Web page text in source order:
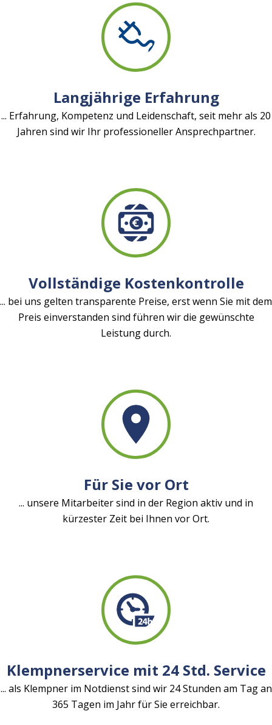
Langjährige Erfahrung
... Erfahrung, Kompetenz und Leidenschaft, seit mehr als 20
Jahren sind wir Ihr professioneller Ansprechpartner.
Vollständige Kostenkontrolle
... bei uns gelten transparente Preise, erst wenn Sie mit dem
Preis einverstanden sind führen wir die gewünschte
Leistung durch.
Für Sie vor Ort
... unsere Mitarbeiter sind in der Region aktiv und in
kürzester Zeit bei Ihnen vor Ort.
Klempnerservice mit 24 Std. Service
... als Klempner im Notdienst sind wir 24 Stunden am Tag an
365 Tagen im Jahr für Sie erreichbar.